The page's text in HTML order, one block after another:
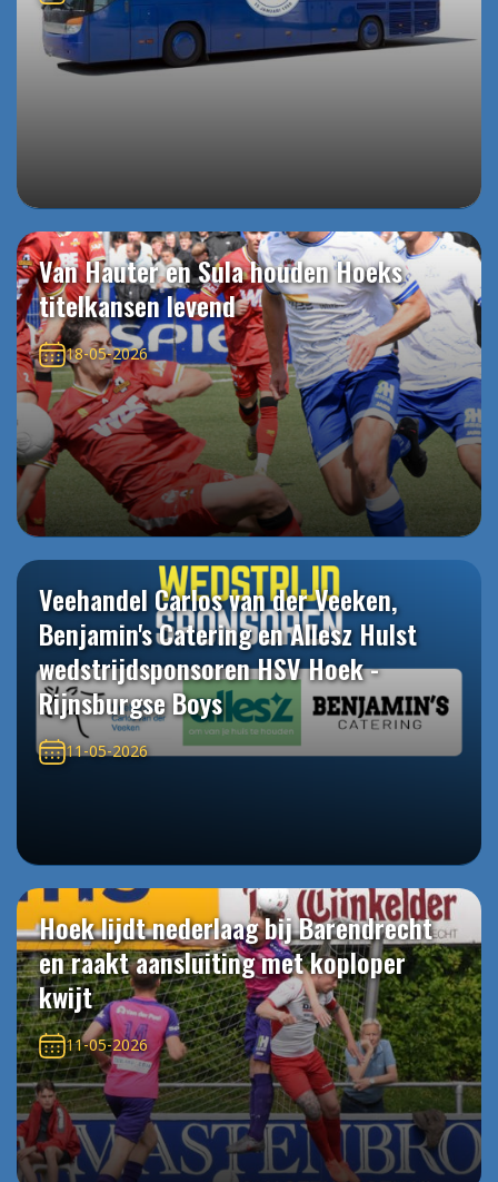
Van Hauter en Sula houden Hoeks
titelkansen levend
18-05-2026
Veehandel Carlos van der Veeken,
Benjamin's Catering en Allesz Hulst
wedstrijdsponsoren HSV Hoek -
Rijnsburgse Boys
11-05-2026
Hoek lijdt nederlaag bij Barendrecht
en raakt aansluiting met koploper
kwijt
11-05-2026